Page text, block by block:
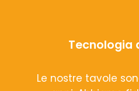
Tecnologia
Le nostre tavole